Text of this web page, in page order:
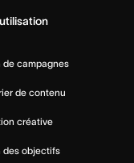
de campagnes
de contenu
créative
des objectifs